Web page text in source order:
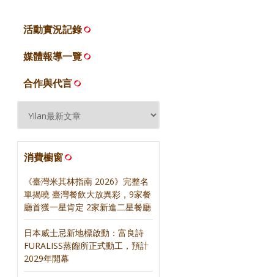
活動實況記錄
媒體報導一覽
合作與代言
消費櫥窗
《臺灣米其林指南 2026》完整名
單揭曉 臺灣餐飲大放異彩，9家餐
廳首獲一星肯定 2家新進二星餐廳
日本威士忌新地標啟動：富良詩
FURALISS蒸餾所正式動工，預計
2029年開幕